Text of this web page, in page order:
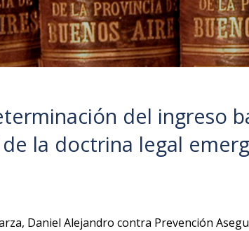
del ingreso
la doctrina legal
Daniel Alejandro contra Prevención